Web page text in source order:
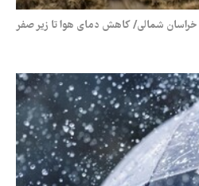
شمالی/ کاهش دمای هوا تا زیر صفر